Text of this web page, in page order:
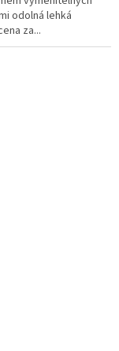
odolná lehká
za...